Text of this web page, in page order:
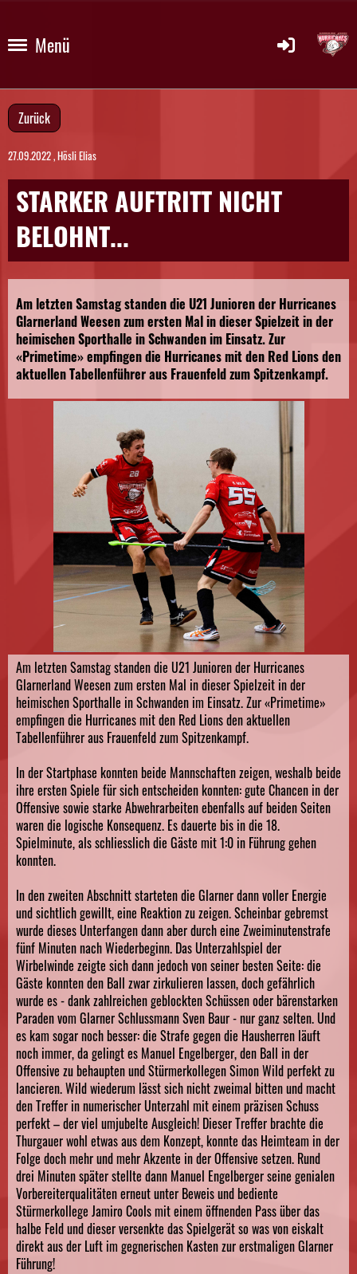
Menü
Zurück
27.09.2022, Hösli Elias
STARKER AUFTRITT NICHT
BELOHNT...
Am letzten Samstag standen die U21 Junioren der Hurricanes
Glarnerland Weesen zum ersten Mal in dieser Spielzeit in der
heimischen Sporthalle in Schwanden im Einsatz. Zur
«Primetime» empfingen die Hurricanes mit den Red Lions den
aktuellen Tabellenführer aus Frauenfeld zum Spitzenkampf.
Am letzten Samstag standen die U21 Junioren der Hurricanes
Glarnerland Weesen zum ersten Mal in dieser Spielzeit in der
heimischen Sporthalle in Schwanden im Einsatz. Zur «Primetime»
empfingen die Hurricanes mit den Red Lions den aktuellen
Tabellenführer aus Frauenfeld zum Spitzenkampf.
In der Startphase konnten beide Mannschaften zeigen, weshalb beide
ihre ersten Spiele für sich entscheiden konnten: gute Chancen in der
Offensive sowie starke Abwehrarbeiten ebenfalls auf beiden Seiten
waren die logische Konsequenz. Es dauerte bis in die 18.
Spielminute, als schliesslich die Gäste mit 1:0 in Führung gehen
konnten.
In den zweiten Abschnitt starteten die Glarner dann voller Energie
und sichtlich gewillt, eine Reaktion zu zeigen. Scheinbar gebremst
wurde dieses Unterfangen dann aber durch eine Zweiminutenstrafe
fünf Minuten nach Wiederbeginn. Das Unterzahlspiel der
Wirbelwinde zeigte sich dann jedoch von seiner besten Seite: die
Gäste konnten den Ball zwar zirkulieren lassen, doch gefährlich
wurde es - dank zahlreichen geblockten Schüssen oder bärenstarken
Paraden vom Glarner Schlussmann Sven Baur - nur ganz selten. Und
es kam sogar noch besser: die Strafe gegen die Hausherren läuft
noch immer, da gelingt es Manuel Engelberger, den Ball in der
Offensive zu behaupten und Stürmerkollegen Simon Wild perfekt zu
lancieren. Wild wiederum lässt sich nicht zweimal bitten und macht
den Treffer in numerischer Unterzahl mit einem präzisen Schuss
perfekt – der viel umjubelte Ausgleich! Dieser Treffer brachte die
Thurgauer wohl etwas aus dem Konzept, konnte das Heimteam in der
Folge doch mehr und mehr Akzente in der Offensive setzen. Rund
drei Minuten später stellte dann Manuel Engelberger seine genialen
Vorbereiterqualitäten erneut unter Beweis und bediente
Stürmerkollege Jamiro Cools mit einem öffnenden Pass über das
halbe Feld und dieser versenkte das Spielgerät so was von eiskalt
direkt aus der Luft im gegnerischen Kasten zur erstmaligen Glarner
Führung!